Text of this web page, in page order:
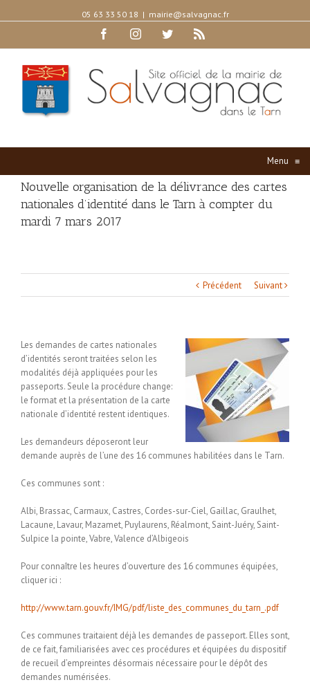
05 63 33 50 18 | mairie@salvagnac.fr
FacebookInstagramTwitter
Menu ≡
Nouvelle organisation de la délivrance des cartes
nationales d’identité dans le Tarn à compter du
mardi 7 mars 2017
Précédent Suivant
Les demandes de cartes nationales
d’identités seront traitées selon les
modalités déjà appliquées pour les
passeports. Seule la procédure change:
le format et la présentation de la carte
nationale d’identité restent identiques.
Les demandeurs déposeront leur
demande auprès de l’une des 16 communes habilitées dans le Tarn.
Ces communes sont :
Albi, Brassac, Carmaux, Castres, Cordes-sur-Ciel, Gaillac, Graulhet,
Lacaune, Lavaur, Mazamet, Puylaurens, Réalmont, Saint-Juéry, Saint-
Sulpice la pointe, Vabre, Valence d’Albigeois
Pour connaître les heures d’ouverture des 16 communes équipées,
cliquer ici :
http://www.tarn.gouv.fr/IMG/pdf/liste_des_communes_du_tarn_.pdf
Ces communes traitaient déjà les demandes de passeport. Elles sont,
de ce fait, familiarisées avec ces procédures et équipées du dispositif
de recueil d’empreintes désormais nécessaire pour le dépôt des
demandes numérisées.